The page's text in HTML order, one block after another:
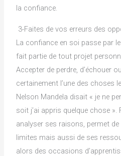
la confiance.
3-Faites de vos erreurs des
La confiance en soi passe par
fait partie de tout projet
Accepter de perdre, d’échouer
certainement l’une des choses
Nelson Mandela disait « je ne
soit j’ai appris quelque chose ».
analyser ses raisons, permet
limites mais aussi de ses
alors des occasions